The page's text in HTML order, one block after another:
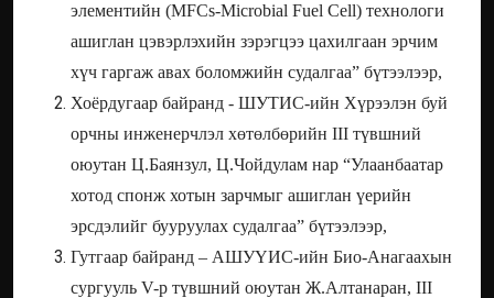
элементийн (MFCs-Microbial Fuel Cell) технологи
ашиглан цэвэрлэхийн зэрэгцээ цахилгаан эрчим
хүч гаргаж авах боломжийн судалгаа” бүтээлээр,
Хоёрдугаар байранд - ШУТИС-ийн Хүрээлэн буй
орчны инженерчлэл хөтөлбөрийн III түвшний
оюутан Ц.Баянзул, Ц.Чойдулам нар “Улаанбаатар
хотод спонж хотын зарчмыг ашиглан үерийн
эрсдэлийг бууруулах судалгаа” бүтээлээр,
Гутгаар байранд – АШУҮИС-ийн Био-Анагаахын
сургууль V-р түвшний оюутан Ж.Алтанаран, III